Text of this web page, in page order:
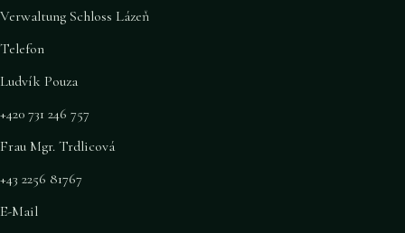
Verwaltung Schloss Lázeň
Telefon
Ludvík Pouza
+420 731 246 757
Frau Mgr. Trdlicová
+43 2256 81767
E-Mail